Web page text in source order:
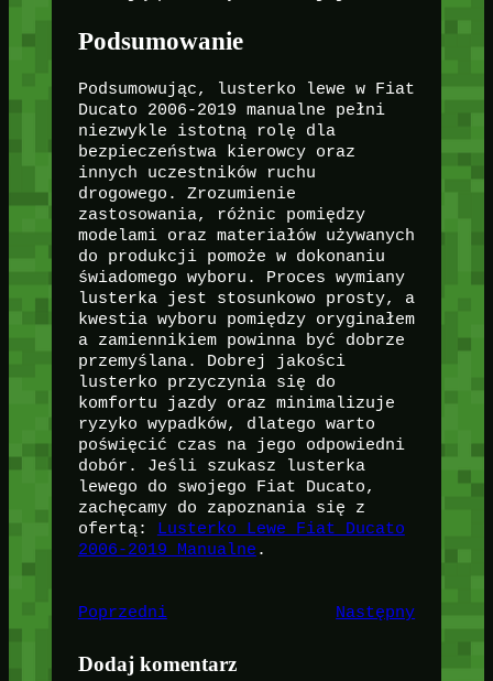
Podsumowanie
Podsumowując, lusterko lewe w Fiat
Ducato 2006-2019 manualne pełni
niezwykle istotną rolę dla
bezpieczeństwa kierowcy oraz
innych uczestników ruchu
drogowego. Zrozumienie
zastosowania, różnic pomiędzy
modelami oraz materiałów używanych
do produkcji pomoże w dokonaniu
świadomego wyboru. Proces wymiany
lusterka jest stosunkowo prosty, a
kwestia wyboru pomiędzy oryginałem
a zamiennikiem powinna być dobrze
przemyślana. Dobrej jakości
lusterko przyczynia się do
komfortu jazdy oraz minimalizuje
ryzyko wypadków, dlatego warto
poświęcić czas na jego odpowiedni
dobór. Jeśli szukasz lusterka
lewego do swojego Fiat Ducato,
zachęcamy do zapoznania się z
ofertą: Lusterko Lewe Fiat Ducato
2006-2019 Manualne .
Poprzedni Następny
Dodaj komentarz